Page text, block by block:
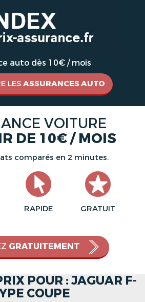
auto dès 10€ / mois
LES ASSURANCES AUTO
VOITURE
DE 10€ / MOIS
comparés en 2 minutes.
RAPIDE GRATUIT
GRATUITEMENT
POUR : JAGUAR F-
COUPE